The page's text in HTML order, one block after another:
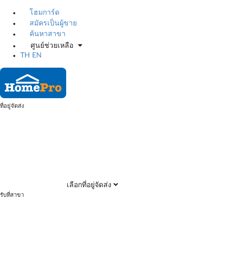
โฮมการ์ด
สมัครเป็นผู้ขาย
ค้นหาสาขา
ศูนย์ช่วยเหลือ
TH
EN
ที่อยู่จัดส่ง
เลือกที่อยู่จัดส่ง
รับที่สาขา